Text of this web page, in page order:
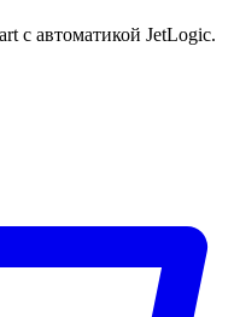
с автоматикой JetLogic.